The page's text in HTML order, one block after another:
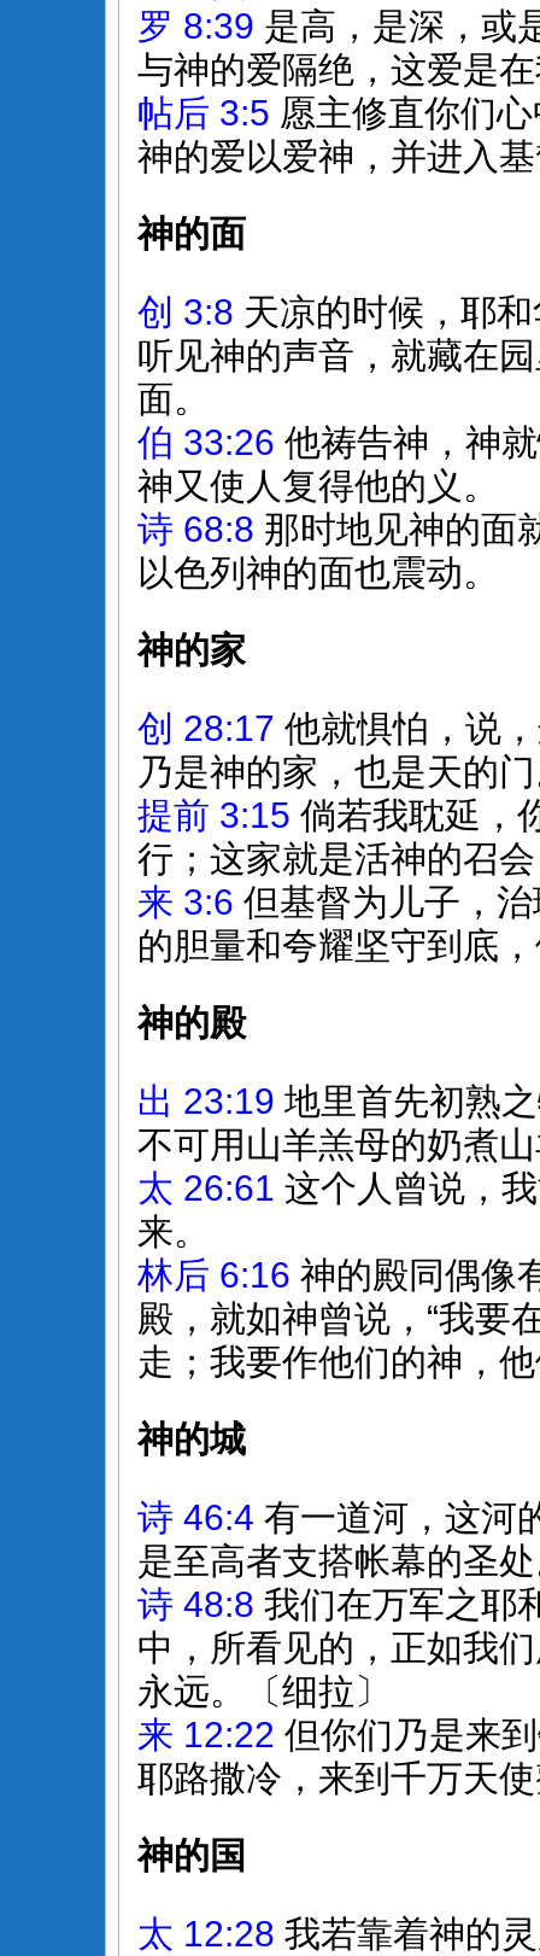
罗 8:39 是高，是深，或
与神的爱隔绝，这爱是
帖后 3:5 愿主修直你们
神的爱以爱神，并进入
神的面
创 3:8 天凉的时候，耶
听见神的声音，就藏在
面。
伯 33:26 他祷告神，神
神又使人复得他的义。
诗 68:8 那时地见神的面
以色列神的面也震动。
神的家
创 28:17 他就惧怕，说
乃是神的家，也是天的
提前 3:15 倘若我耽延，
行；这家就是活神的召
来 3:6 但基督为儿子，
的胆量和夸耀坚守到底
神的殿
出 23:19 地里首先初熟
不可用山羊羔母的奶煮
太 26:61 这个人曾说，
来。
林后 6:16 神的殿同偶像
殿，就如神曾说，“我要
走；我要作他们的神，
神的城
诗 46:4 有一道河，这河
是至高者支搭帐幕的圣
诗 48:8 我们在万军之耶
中，所看见的，正如我
永远。〔细拉〕
来 12:22 但你们乃是来
耶路撒冷，来到千万天
神的国
太 12:28 我若靠着神的